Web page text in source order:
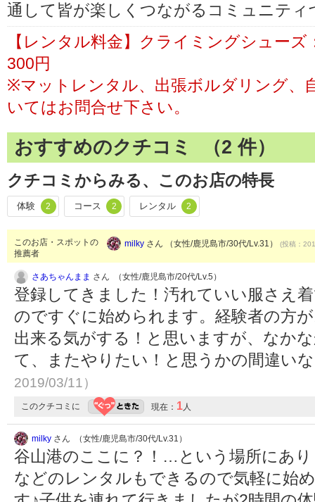
通して皆が楽しくつながるコミュニティ
【レンタル料金】クライミングシュー
300円
※マットレンタル、出張ボルダリング、
いてはお問合せ下さい。
おすすめのクチコミ （2 件）
クチコミからみる、このお店の特長
体験 2 コース 2 レンタル 2
このお店・スポットの
推薦者
milky さん （女性/鹿児島市/30代/Lv.31） (投稿：
さあちゃんまま さん （女性/鹿児島市/20代/Lv.5）
登録してきました！汚れていい服さえ
のですぐに始められます。経験者の方
出来る気がする！と思いますが、なか
て、またやりたい！と思うかの間違い
2019/03/11）
このクチコミに 現在： 1 人
milky さん （女性/鹿児島市/30代/Lv.31）
谷山港のここに？！…という場所にあ
などのレンタルもできるので気軽に始